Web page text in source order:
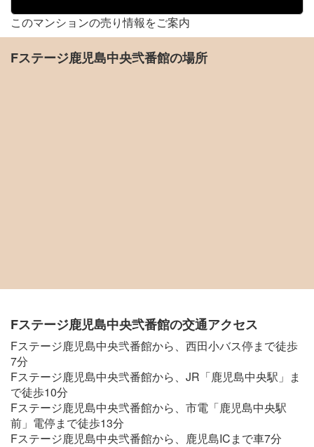
このマンションの売り情報をご案内
Fステージ鹿児島中央弐番館の場所
Fステージ鹿児島中央弐番館の交通アクセス
Fステージ鹿児島中央弐番館から、西田小バス停まで徒歩
7分
Fステージ鹿児島中央弐番館から、JR「鹿児島中央駅」ま
で徒歩10分
Fステージ鹿児島中央弐番館から、市電「鹿児島中央駅
前」電停まで徒歩13分
Fステージ鹿児島中央弐番館から、鹿児島ICまで車7分